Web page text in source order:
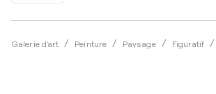
Galerie d'art Peinture Paysage Figuratif